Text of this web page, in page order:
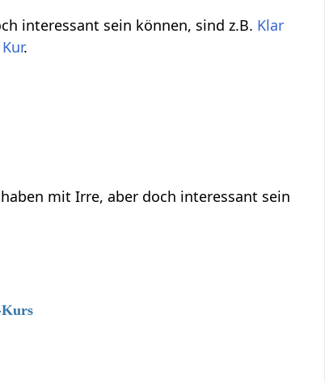
zu tun haben mit Irre‏‎, aber vielleicht doch interessant sein können, sind z.B. Klar
.
interessant sein
Kurs